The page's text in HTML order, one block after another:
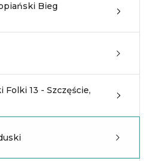
Bieg
Folki 13 - Szczęście,